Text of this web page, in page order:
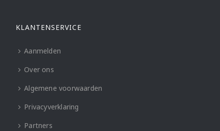
KLANTENSERVICE
Aanmelden
Over ons
Algemene voorwaarden
Privacyverklaring
Partners